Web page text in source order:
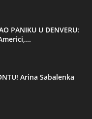
PANIKU U DENVERU:
Arina Sabalenka